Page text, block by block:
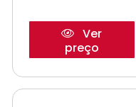
Ver
preço